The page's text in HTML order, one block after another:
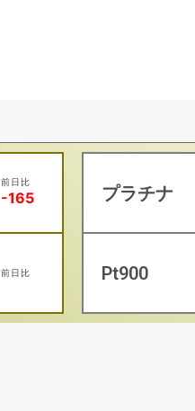
前日比
-165
前日比
プラチナ
Pt900